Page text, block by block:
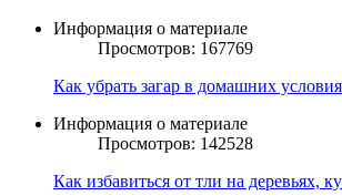
Информация о материале
Просмотров: 167769
Как убрать загар в домашних
Информация о материале
Просмотров: 142528
Как избавиться от тли на деревьях,